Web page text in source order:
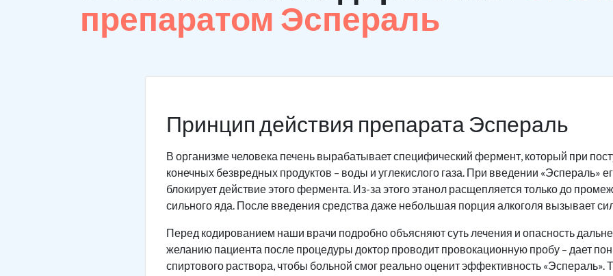
препаратом Эспераль
Принцип действия препарата Эспераль
В организме человека печень вырабатывает специфический фермент, который при
конечных безвредных продуктов – воды и углекислого газа. При введении «Эспераль»
блокирует действие этого фермента. Из-за этого этанол расщепляется только до
сильного яда. После введения средства даже небольшая порция алкоголя вызывает
Перед кодированием наши врачи подробно объясняют суть лечения и опасность
желанию пациента после процедуры доктор проводит провокационную пробу – дает
спиртового раствора, чтобы больной смог реально оценит эффективность «Эспераль».